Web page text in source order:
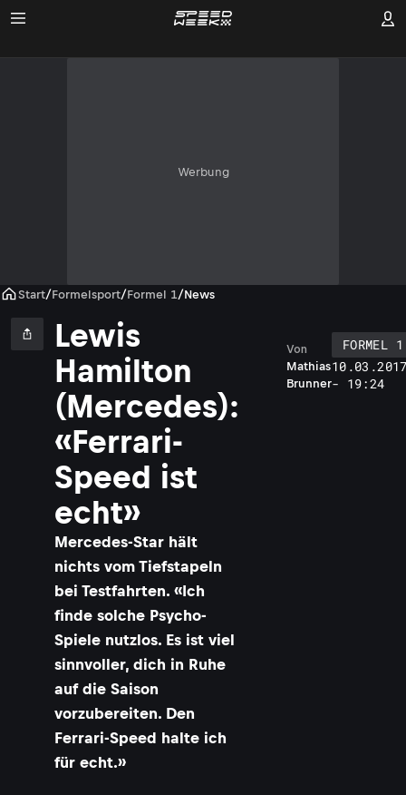
Werbung
Start/Formelsport/Formel 1/News
Lewis
Hamilton
(Mercedes):
«Ferrari-
Speed ist
echt»
​Mercedes-Star hält
nichts vom Tiefstapeln
bei Testfahrten. «Ich
finde solche Psycho-
Spiele nutzlos. Es ist viel
sinnvoller, dich in Ruhe
auf die Saison
vorzubereiten. Den
Ferrari-Speed halte ich
für echt.»
Mathias
Brunner
Von
FORMEL 1
- 19:24